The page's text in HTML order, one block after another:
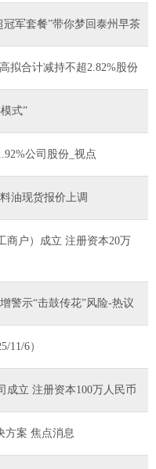
军套餐”带你梦回泰州早茶
拟合计减持不超2.82%股份
式”
公司股份_视点
油现货报价上调
商户）成立 注册资本20万
警示“击鼓传花”风险-热议
11/6）
成立 注册资本100万人民币
方案 焦点消息